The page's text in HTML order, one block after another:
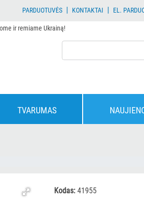
PARDUOTUVĖS| KONTAKTAI | EL.
ir remiame Ukrainą!
TVARUMAS
Kodas: 41955